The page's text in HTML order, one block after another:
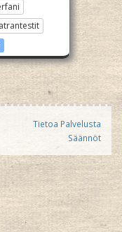
Tietoa Palvelusta
Säännöt